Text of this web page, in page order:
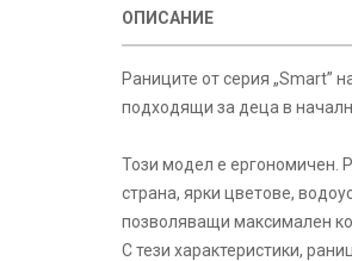
ОПИСАНИЕ
Раниците от серия „Smart”
подходящи за деца в
Този модел е ергономичен.
страна, ярки цветове,
позволяващи максимален
С тези характеристики,